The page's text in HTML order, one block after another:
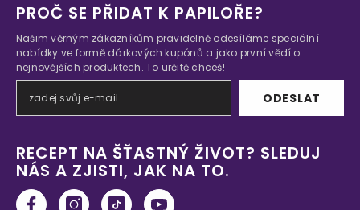
PROČ SE PŘIDAT K PAPILOŘE?
Našim věrným zákazníkům pravidelně odesíláme speciální
nabídky ve formě dárkových kupónů a jako první vědí o
nejnovějších produktech. To určitě chceš!
ODESLAT
RECEPT NA ŠŤASTNÝ ŽIVOT? SLEDUJ
NÁS A ZJISTI, JAK NA TO.